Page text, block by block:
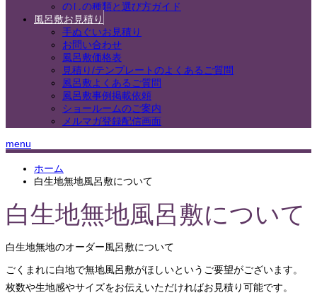
のしの種類と選び方ガイド
風呂敷お見積り
手ぬぐいお見積り
お問い合わせ
風呂敷価格表
見積り/テンプレートのよくあるご質問
風呂敷よくあるご質問
風呂敷事例掲載依頼
ショールームのご案内
メルマガ登録配信画面
menu
ホーム
白生地無地風呂敷について
白生地無地風呂敷について
白生地無地のオーダー風呂敷について
ごくまれに白地で無地風呂敷がほしいというご要望がございます。
枚数や生地感やサイズをお伝えいただければお見積り可能です。